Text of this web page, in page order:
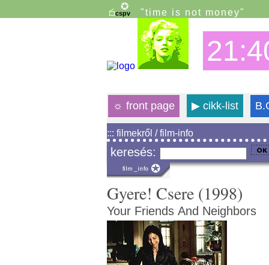
"time is not money"
☼ front page ▶cikk-list
::: filmekről / film-info
keresés:
Gyere! Csere (1998)
Your Friends And Neighbors